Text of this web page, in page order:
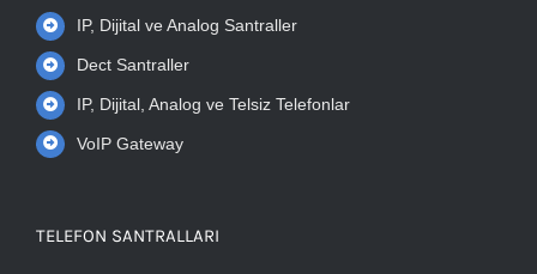
IP, Dijital ve Analog Santraller
Dect Santraller
IP, Dijital, Analog ve Telsiz Telefonlar
VoIP Gateway
TELEFON SANTRALLARI